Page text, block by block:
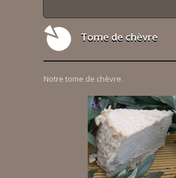
Tome de chèvre
Notre tome de chèvre.